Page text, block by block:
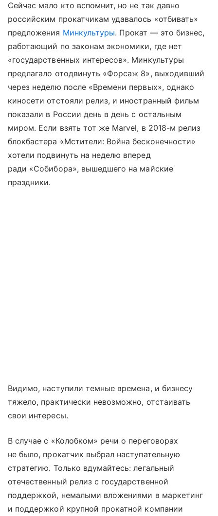
Сейчас мало кто вспомнит, но не так давно
российским прокатчикам удавалось «отбивать»
предложения Минкультуры. Прокат — это бизнес,
работающий по законам экономики, где нет
«государственных интересов». Минкультуры
предлагало отодвинуть «Форсаж 8», выходивший
через неделю после «Времени первых», однако
киносети отстояли релиз, и иностранный фильм
показали в России день в день с остальным
миром. Если взять тот же Marvel, в 2018-м релиз
блокбастера «Мстители: Война бесконечности»
хотели подвинуть на неделю вперед
ради «Собибора», вышедшего на майские
праздники.
Видимо, наступили темные времена, и бизнесу
тяжело, практически невозможно, отстаивать
свои интересы.
В случае с «Колобком» речи о переговорах
не было, прокатчик выбрал наступательную
стратегию. Только вдумайтесь: легальный
отечественный релиз с государственной
поддержкой, немалыми вложениями в маркетинг
и поддержкой крупной прокатной компании